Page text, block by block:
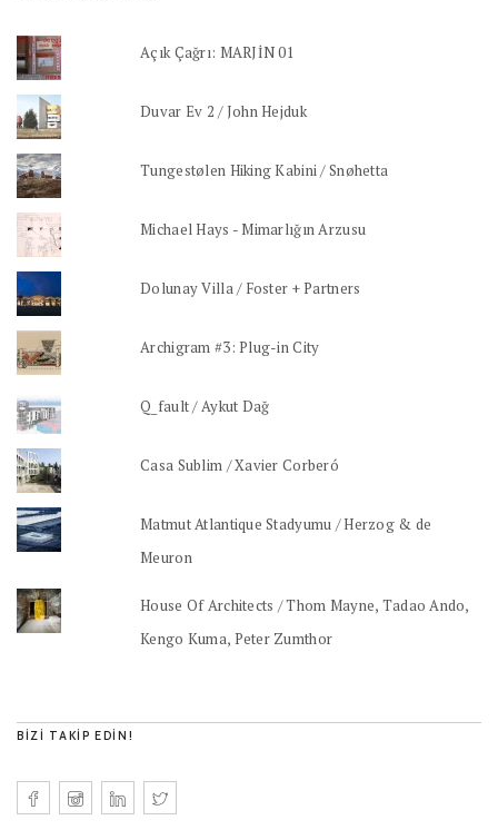
Açık Çağrı: MARJİN 01
Duvar Ev 2 / John Hejduk
Tungestølen Hiking Kabini / Snøhetta
Michael Hays - Mimarlığın Arzusu
Dolunay Villa / Foster + Partners
Archigram #3: Plug-in City
Q_fault / Aykut Dağ
Casa Sublim / Xavier Corberó
Matmut Atlantique Stadyumu / Herzog & de
Meuron
House Of Architects / Thom Mayne, Tadao Ando,
Kengo Kuma, Peter Zumthor
BIZI TAKIP EDIN!